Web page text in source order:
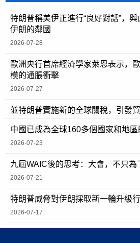
特朗普稱美伊正進行“良好對話”，
伊朗的鄰國
2026-07-28
歐洲央行首席經濟學家萊恩表示，
模的通脹衝擊
2026-07-27
並特朗普實施新的全球關稅，引發
中國已成為全球160多個國家和地
2026-07-23
九屆WAIC後的思考：大會，不只為
2026-07-21
特朗普威脅對伊朗採取新一輪升級
2026-07-17